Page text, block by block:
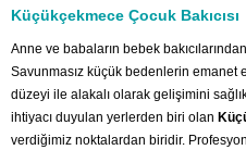
Küçükçekmece Çocuk Bakıcısı
Anne ve babaların bebek
Savunmasız küçük bedenlerin emanet
düzeyi ile alakalı olarak gelişimini
ihtiyacı duyulan yerlerden biri olan
verdiğimiz noktalardan biridir.